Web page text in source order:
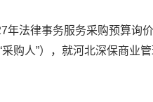
年法律事务服务采购预算询
采购人”），就河北深保商业